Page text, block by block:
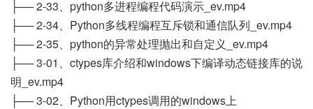
├── 2-33、python多进程编程代码演示_ev.mp4
├── 2-34、Python多线程编程互斥锁和通信队列_ev.mp4
├── 2-35、python的异常处理抛出和自定义_ev.mp4
├── 3-01、ctypes库介绍和windows下编译动态链接库的说
明_ev.mp4
├── 3-02、Python用ctypes调用的windows上